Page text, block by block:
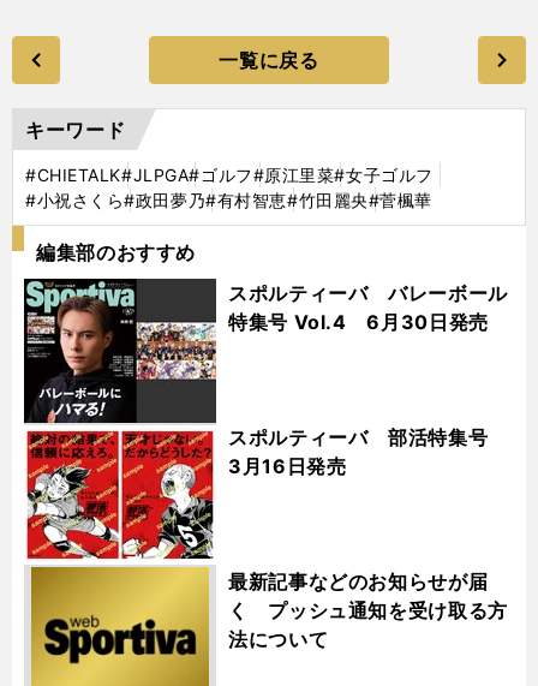
一覧に戻る
キーワード
#CHIETALK#JLPGA#ゴルフ#原江里菜#女子ゴルフ
#小祝さくら#政田夢乃#有村智恵#竹田麗央#菅楓華
編集部のおすすめ
スポルティーバ バレーボール
特集号 Vol.4 6月30日発売
スポルティーバ 部活特集号
3月16日発売
最新記事などのお知らせが届
く プッシュ通知を受け取る方
法について